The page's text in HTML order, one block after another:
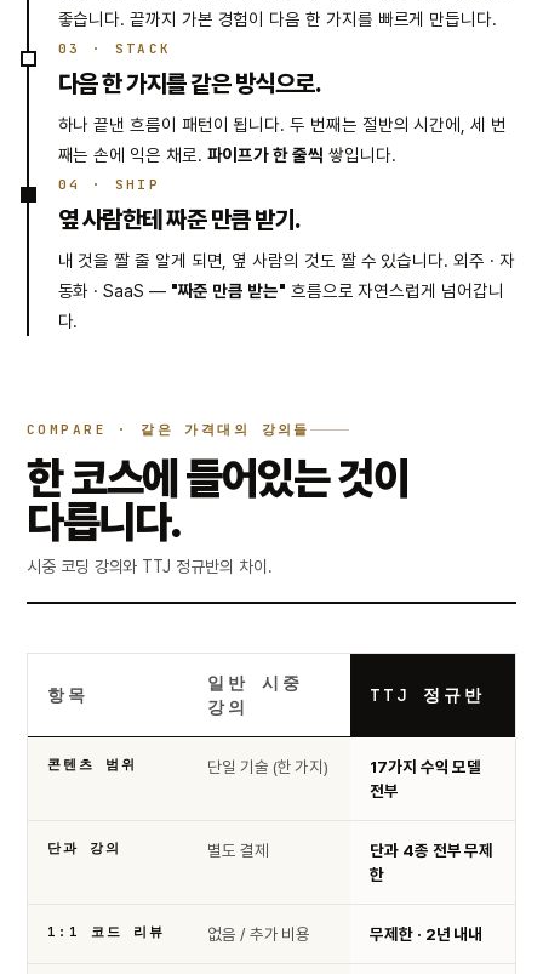
좋습니다. 끝까지 가본 경험이 다음 한 가지를 빠르게 만듭니다.
03 · STACK
다음 한 가지를 같은 방식으로.
하나 끝낸 흐름이 패턴이 됩니다. 두 번째는 절반의 시간에, 세 번
째는 손에 익은 채로. 파이프가 한 줄씩 쌓입니다.
04 · SHIP
옆 사람한테 짜준 만큼 받기.
내 것을 짤 줄 알게 되면, 옆 사람의 것도 짤 수 있습니다. 외주 · 자
동화 · SaaS — "짜준 만큼 받는" 흐름으로 자연스럽게 넘어갑니
다.
COMPARE · 같은 가격대의 강의들
한 코스에 들어있는 것이
다릅니다.
시중 코딩 강의와 TTJ 정규반의 차이.
항목
일반 시중
강의
TTJ 정규반
콘텐츠 범위 단일 기술 (한 가지)
17가지 수익 모델
전부
단과 강의 별도 결제
단과 4종 전부 무제
한
1:1 코드 리뷰 없음 / 추가 비용 무제한 · 2년 내내